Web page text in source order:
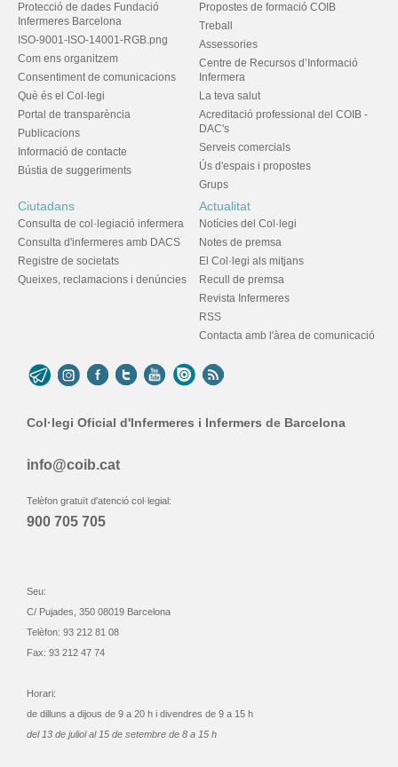
Protecció de dades Fundació
Infermeres Barcelona
ISO-9001-ISO-14001-RGB.png
Com ens organitzem
Consentiment de comunicacions
Què és el Col·legi
Portal de transparència
Publicacions
Informació de contacte
Bústia de suggeriments
Propostes de formació COIB
Treball
Assessories
Centre de Recursos d’Informació
Infermera
La teva salut
Acreditació professional del COIB -
DAC's
Serveis comercials
Ús d'espais i propostes
Grups
Ciutadans
Consulta de col·legiació infermera
Consulta d'infermeres amb DACS
Registre de societats
Queixes, reclamacions i denúncies
Actualitat
Notícies del Col·legi
Notes de premsa
El Col·legi als mitjans
Recull de premsa
Revista Infermeres
RSS
Contacta amb l'àrea de comunicació
Col·legi Oficial d'Infermeres i Infermers de Barcelona
info@coib.cat
Telèfon gratuït d'atenció col·legial:
900 705 705
Seu:
C/ Pujades, 350 08019 Barcelona
Telèfon: 93 212 81 08
Fax: 93 212 47 74
Horari:
de dilluns a dijous de 9 a 20 h i divendres de 9 a 15 h
del 13 de juliol al 15 de setembre de 8 a 15 h